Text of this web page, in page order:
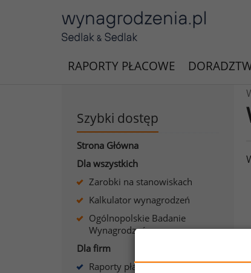
RAPORTY PŁACOWE
Szybki dostęp
Strona Główna
Dla wszystkich
Zarobki na stanowiskach
Kalkulator wynagrodzeń
Ogólnopolskie Badanie
Wynagrodzeń
Dla firm
Raporty płacowe dla firm